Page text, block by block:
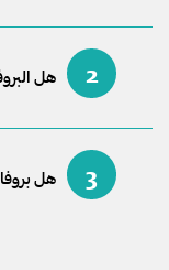
2 هل
3 هل